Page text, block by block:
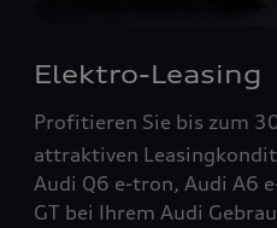
Elektro-Leasing
Profitieren Sie bis zum
attraktiven
Audi Q6 e-tron, Audi A6
GT bei Ihrem Audi